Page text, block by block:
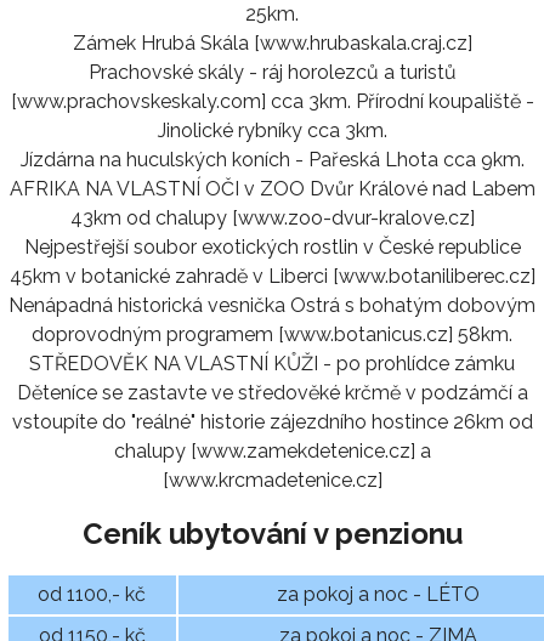
25km.
Zámek Hrubá Skála [www.hrubaskala.craj.cz]
Prachovské skály - ráj horolezců a turistů
[www.prachovskeskaly.com] cca 3km. Přírodní koupaliště -
Jinolické rybníky cca 3km.
Jízdárna na huculských koních - Pařeská Lhota cca 9km.
AFRIKA NA VLASTNÍ OČI v ZOO Dvůr Králové nad Labem
43km od chalupy [www.zoo-dvur-kralove.cz]
Nejpestřejší soubor exotických rostlin v České republice
45km v botanické zahradě v Liberci [www.botaniliberec.cz]
Nenápadná historická vesnička Ostrá s bohatým dobovým
doprovodným programem [www.botanicus.cz] 58km.
STŘEDOVĚK NA VLASTNÍ KŮŽI - po prohlídce zámku
Děteníce se zastavte ve středověké krčmě v podzámčí a
vstoupíte do "reálné" historie zájezdního hostince 26km od
chalupy [www.zamekdetenice.cz] a
[www.krcmadetenice.cz]
Ceník ubytování v penzionu
od 1100,- kč
za pokoj a noc - LÉTO
od 1150,- kč
za pokoj a noc - ZIMA